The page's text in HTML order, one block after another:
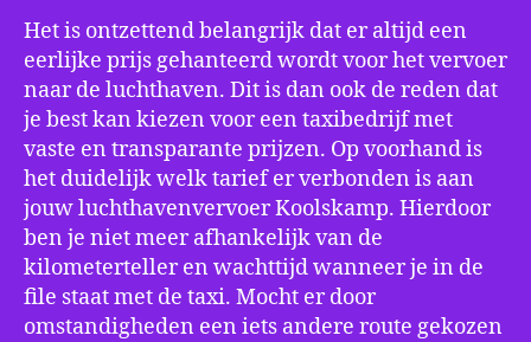
Het is ontzettend belangrijk dat er altijd een
eerlijke prijs gehanteerd wordt voor het vervoer
naar de luchthaven. Dit is dan ook de reden dat
je best kan kiezen voor een taxibedrijf met
vaste en transparante prijzen. Op voorhand is
het duidelijk welk tarief er verbonden is aan
jouw luchthavenvervoer Koolskamp. Hierdoor
ben je niet meer afhankelijk van de
kilometerteller en wachttijd wanneer je in de
file staat met de taxi. Mocht er door
omstandigheden een iets andere route gekozen